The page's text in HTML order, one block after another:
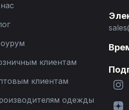
клиентам
клиентам
одежды